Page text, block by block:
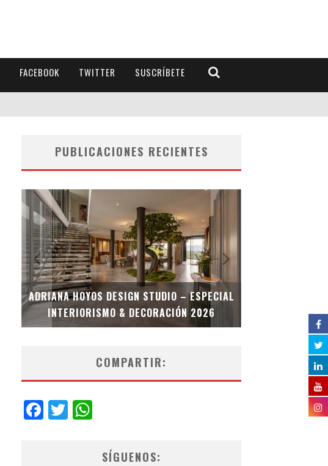
FACEBOOK TWITTER SUSCRÍBETE
PUBLICACIONES RECIENTES
ADRIANA HOYOS DESIGN STUDIO – ESPECIAL
INTERIORISMO & DECORACIÓN 2026
COMPARTIR:
Facebook
Twitter
SÍGUENOS: